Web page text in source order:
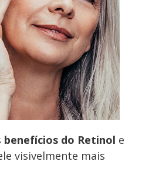
benefícios do Retinol e
visivelmente mais